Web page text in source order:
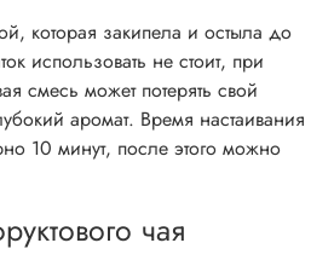
которая закипела и остыла до
использовать не стоит, при
смесь может потерять свой
аромат. Время настаивания
10 минут, после этого можно
чая